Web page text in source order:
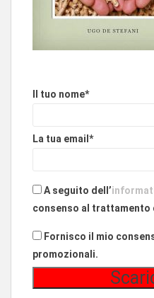
Il tuo nome*
La tua email*
A seguito dell’
consenso al trattamento
Fornisco il mio
promozionali.